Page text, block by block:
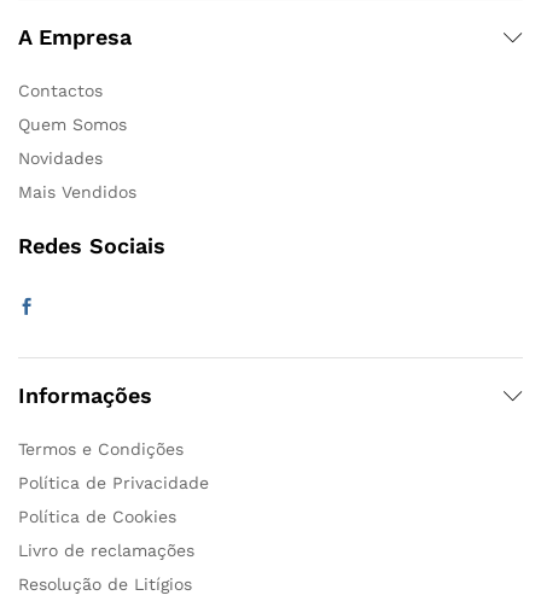
A Empresa
Contactos
Quem Somos
Novidades
Mais Vendidos
Redes Sociais
Informações
Termos e Condições
Política de Privacidade
Política de Cookies
Livro de reclamações
Resolução de Litígios